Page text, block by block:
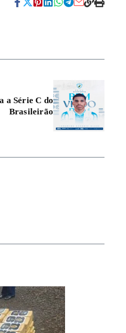
a Série C do
Brasileirão